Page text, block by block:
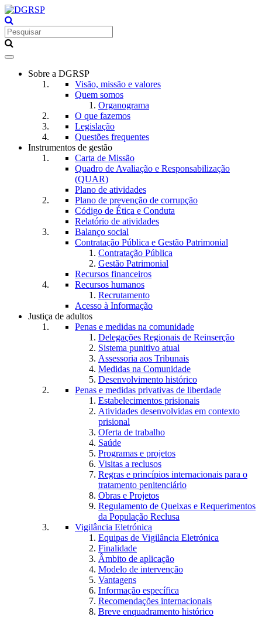
Toggle
navigationSobre a DGRSP
Visão, missão e valores
Quem somos
Organograma
O que fazemos
Legislação
Questões frequentes
Instrumentos de gestão
Carta de Missão
Quadro de Avaliação e Responsabilização
(QUAR)
Plano de atividades
Plano de prevenção de corrupção
Código de Ética e Conduta
Relatório de atividades
Balanço social
Contratação Pública e Gestão Patrimonial
Contratação Pública
Gestão Patrimonial
Recursos financeiros
Recursos humanos
Recrutamento
Acesso à Informação
Justiça de adultos
Penas e medidas na comunidade
Delegações Regionais de Reinserção
Sistema punitivo atual
Assessoria aos Tribunais
Medidas na Comunidade
Desenvolvimento histórico
Penas e medidas privativas de liberdade
Estabelecimentos prisionais
Atividades desenvolvidas em contexto
prisional
Oferta de trabalho
Saúde
Programas e projetos
Visitas a reclusos
Regras e princípios internacionais para o
tratamento penitenciário
Obras e Projetos
Regulamento de Queixas e Requerimentos
da População Reclusa
Vigilância Eletrónica
Equipas de Vigilância Eletrónica
Finalidade
Âmbito de aplicação
Modelo de intervenção
Vantagens
Informação específica
Recomendações internacionais
Breve enquadramento histórico